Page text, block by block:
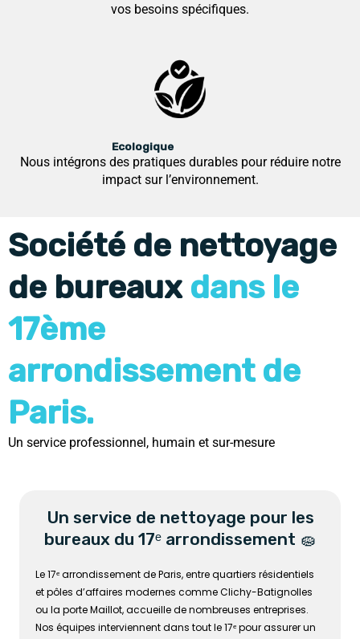
vos besoins spécifiques.
Ecologique
Nous intégrons des pratiques durables pour réduire notre
impact sur l’environnement.
Société de nettoyage
de bureaux dans le
17ème
arrondissement de
Paris.
Un service professionnel, humain et sur-mesure
Un service de nettoyage pour les
bureaux du 17ᵉ arrondissement 🧽
Le 17ᵉ arrondissement de Paris, entre quartiers résidentiels
et pôles d’affaires modernes comme Clichy-Batignolles
ou la porte Maillot, accueille de nombreuses entreprises.
Nos équipes interviennent dans tout le 17ᵉ pour assurer un